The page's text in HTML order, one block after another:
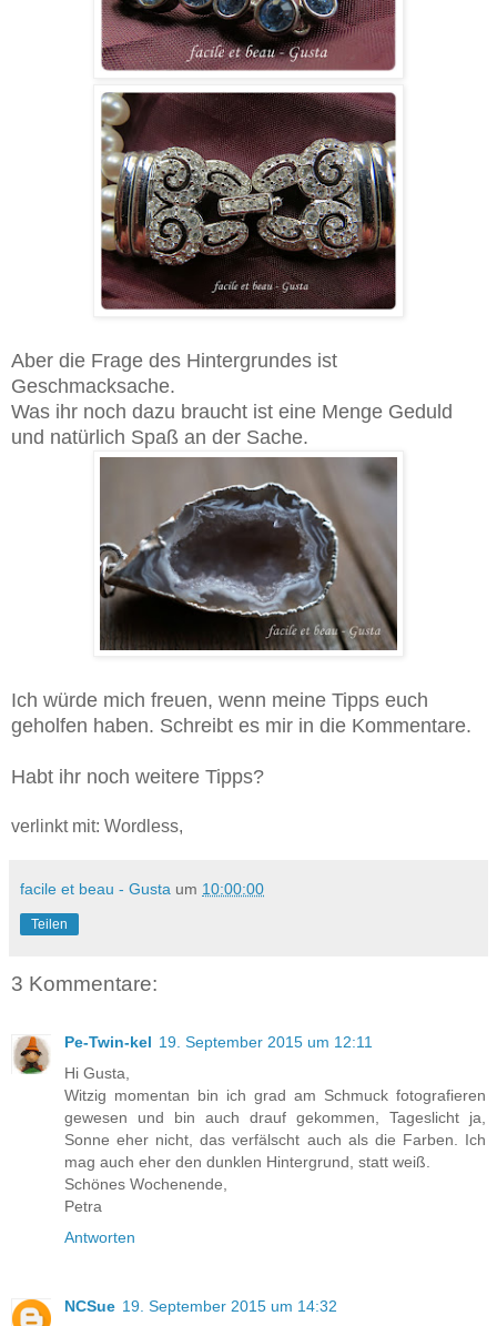
Aber die Frage des Hintergrundes ist
Geschmacksache.
Was ihr noch dazu braucht ist eine Menge Geduld
und natürlich Spaß an der Sache.
Ich würde mich freuen, wenn meine Tipps euch
geholfen haben. Schreibt es mir in die Kommentare.
Habt ihr noch weitere Tipps?
verlinkt mit: Wordless,
facile et beau - Gusta um 10:00:00
Teilen
3 Kommentare:
Pe-Twin-kel 19. September 2015 um 12:11
Hi Gusta,
Witzig momentan bin ich grad am Schmuck fotografieren
gewesen und bin auch drauf gekommen, Tageslicht ja,
Sonne eher nicht, das verfälscht auch als die Farben. Ich
mag auch eher den dunklen Hintergrund, statt weiß.
Schönes Wochenende,
Petra
Antworten
NCSue 19. September 2015 um 14:32